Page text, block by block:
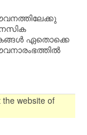
ഏതൊക്കെ
the website of